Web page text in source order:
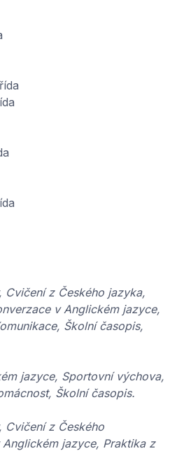
Cvičení z Českého jazyka,
v Anglickém jazyce,
Školní časopis,
jazyce, Sportovní výchova,
Školní časopis.
Cvičení z Českého
jazyce, Praktika z